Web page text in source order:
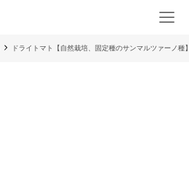
ドライトマト【自然栽培、固定種のサンマルツァーノ種